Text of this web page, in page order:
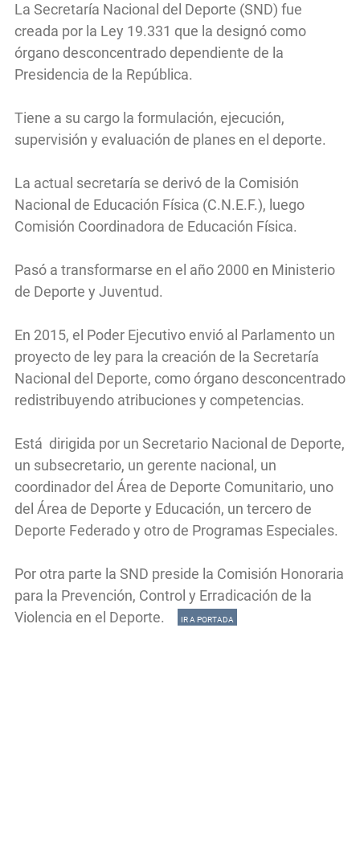
La Secretaría Nacional del Deporte (SND) fue
creada por la Ley 19.331 que la designó como
órgano desconcentrado dependiente de la
Presidencia de la República.
Tiene a su cargo la formulación, ejecución,
supervisión y evaluación de planes en el deporte.
La actual secretaría se derivó de la Comisión
Nacional de Educación Física (C.N.E.F.), luego
Comisión Coordinadora de Educación Física.
Pasó a transformarse en el año 2000 en Ministerio
de Deporte y Juventud.
En 2015, el Poder Ejecutivo envió al Parlamento un
proyecto de ley para la creación de la Secretaría
Nacional del Deporte, como órgano desconcentrado
redistribuyendo atribuciones y competencias.
Está dirigida por un Secretario Nacional de Deporte,
un subsecretario, un gerente nacional, un
coordinador del Área de Deporte Comunitario, uno
del Área de Deporte y Educación, un tercero de
Deporte Federado y otro de Programas Especiales.
Por otra parte la SND preside la Comisión Honoraria
para la Prevención, Control y Erradicación de la
Violencia en el Deporte.
IR A PORTADA